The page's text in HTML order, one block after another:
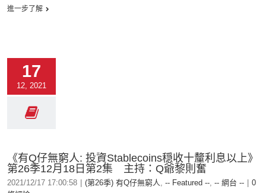
進一步了解
17
12, 2021
《有Q仔無窮人: 投資Stablecoins穏收十釐利息以上》
第26季12月18日第2集 主持：Q爺黎則奮
2021/12/17 17:00:58 (第26季) 有Q仔無窮人, -- Featured --, -- 網台 --
0